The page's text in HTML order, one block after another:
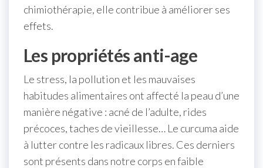
chimiothérapie, elle contribue à améliorer ses
effets.
Les propriétés anti-age
Le stress, la pollution et les mauvaises
habitudes alimentaires ont affecté la peau d’une
manière négative : acné de l’adulte, rides
précoces, taches de vieillesse… Le curcuma aide
à lutter contre les radicaux libres. Ces derniers
sont présents dans notre corps en faible